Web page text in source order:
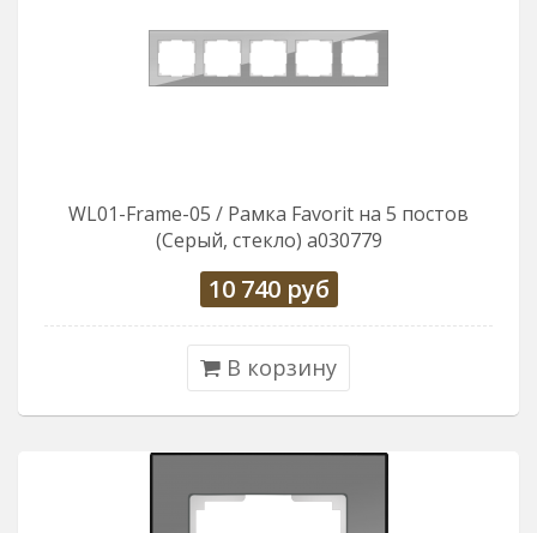
WL01-Frame-05 / Рамка Favorit на 5 постов
(Серый, стекло) a030779
10 740руб
В корзину